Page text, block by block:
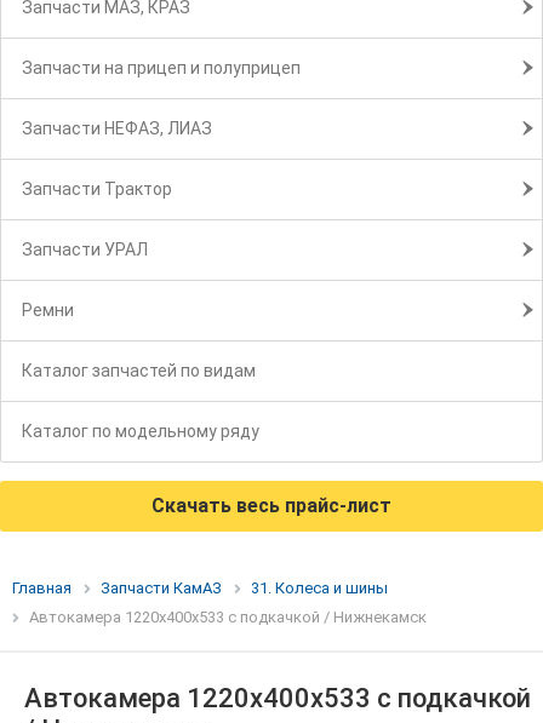
Запчасти МАЗ, КРАЗ
Запчасти на прицеп и полуприцеп
Запчасти НЕФАЗ, ЛИАЗ
Запчасти Трактор
Запчасти УРАЛ
Ремни
Каталог запчастей по видам
Каталог по модельному ряду
Скачать весь прайс-лист
Главная Запчасти КамАЗ
31. Колеса и шины
Автокамера 1220х400х533 с подкачкой / Нижнекамск
Автокамера 1220х400х533 с подкачкой